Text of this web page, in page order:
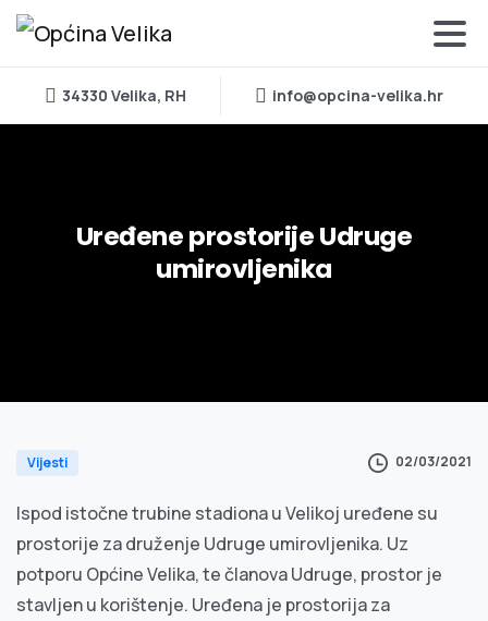
34330 Velika, RH info@opcina-velika.hr
UređeneprostorijeUdruge
umirovljenika
Vijesti 02/03/2021
Ispod istočne trubine stadiona u Velikoj uređene su
prostorije za druženje Udruge umirovljenika. Uz
potporu Općine Velika, te članova Udruge, prostor je
stavljen u korištenje. Uređena je prostorija za